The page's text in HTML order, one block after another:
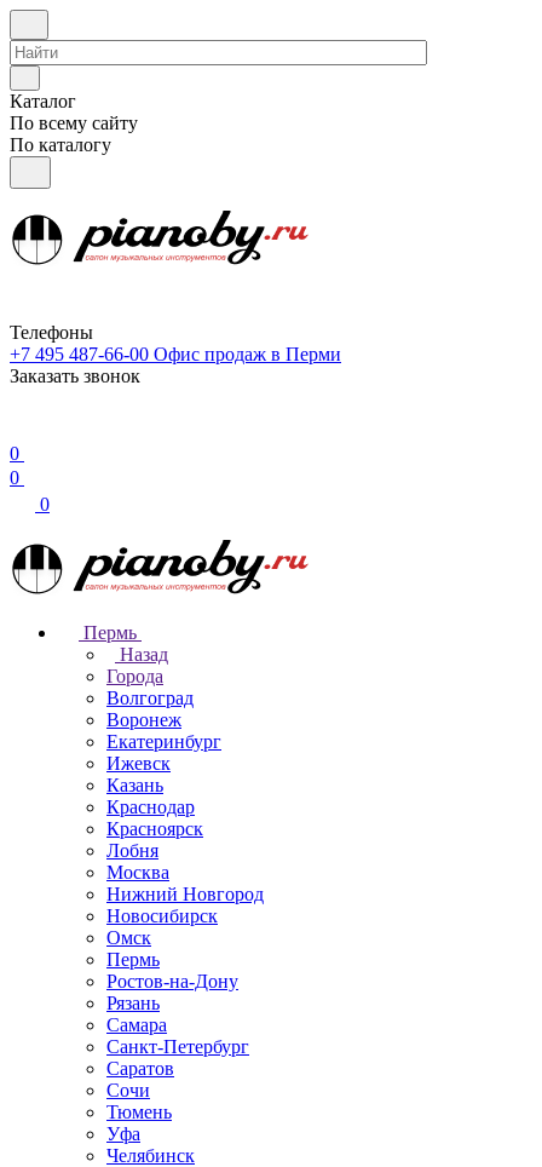
Каталог
По всему сайту
По каталогу
Телефоны
+7 495 487-66-00 Офис продаж в Перми
Заказать звонок
0
0
0
Пермь
Назад
Города
Волгоград
Воронеж
Екатеринбург
Ижевск
Казань
Краснодар
Красноярск
Лобня
Москва
Нижний Новгород
Новосибирск
Омск
Пермь
Ростов-на-Дону
Рязань
Самара
Санкт-Петербург
Саратов
Сочи
Тюмень
Уфа
Челябинск